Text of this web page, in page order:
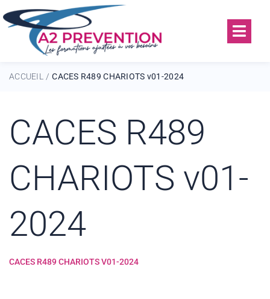
ACCUEIL / CACES R489 CHARIOTS v01-2024
CACES R489
CHARIOTS v01-
2024
CACES R489 CHARIOTS V01-2024